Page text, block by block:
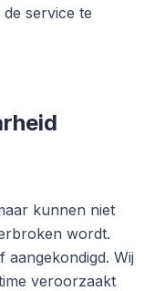
service te
kunnen niet
wordt.
Wij
veroorzaakt